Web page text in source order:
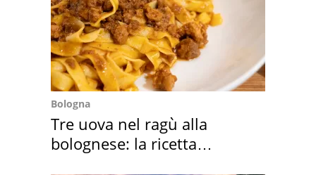
Bologna
Tre uova nel ragù alla
bolognese: la ricetta